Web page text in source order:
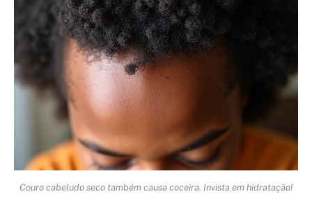
Couro cabeludo seco também causa coceira. Invista em hidratação!